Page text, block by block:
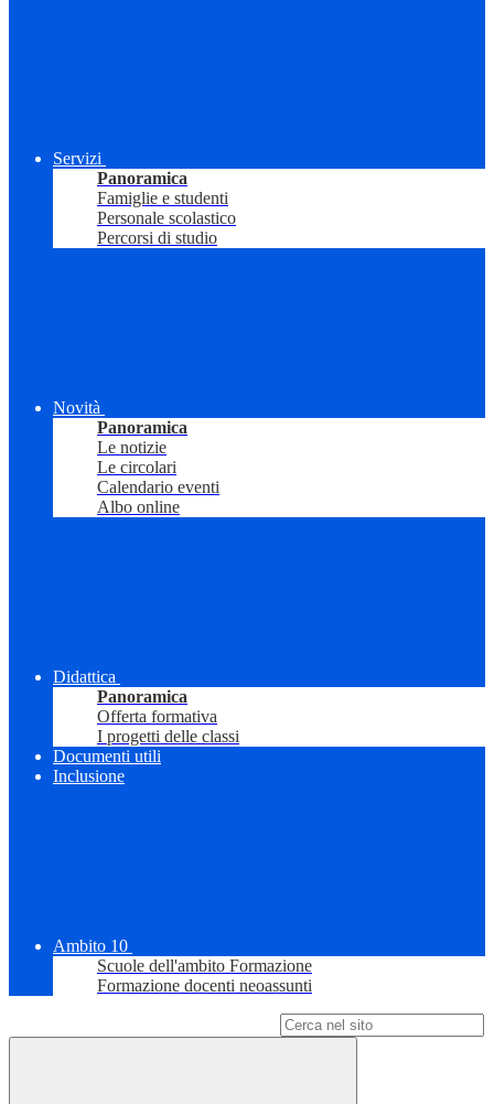
Servizi
Panoramica
Famiglie e studenti
Personale scolastico
Percorsi di studio
Novità
Panoramica
Le notizie
Le circolari
Calendario eventi
Albo online
Didattica
Panoramica
Offerta formativa
I progetti delle classi
Documenti utili
Inclusione
Ambito 10
Scuole dell'ambito Formazione
Formazione docenti neoassunti